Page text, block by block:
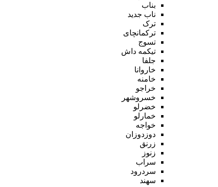
بناب
ناب جدید
ترک
ترکمانچای
تسوج
تیکمه داش
جلفا
خاروانا
خامنه
خراجو
خسروشهر
خضرلو
خمارلو
خواجه
دوزدوزان
زرنق
زنوز
سراب
سردرود
سهند